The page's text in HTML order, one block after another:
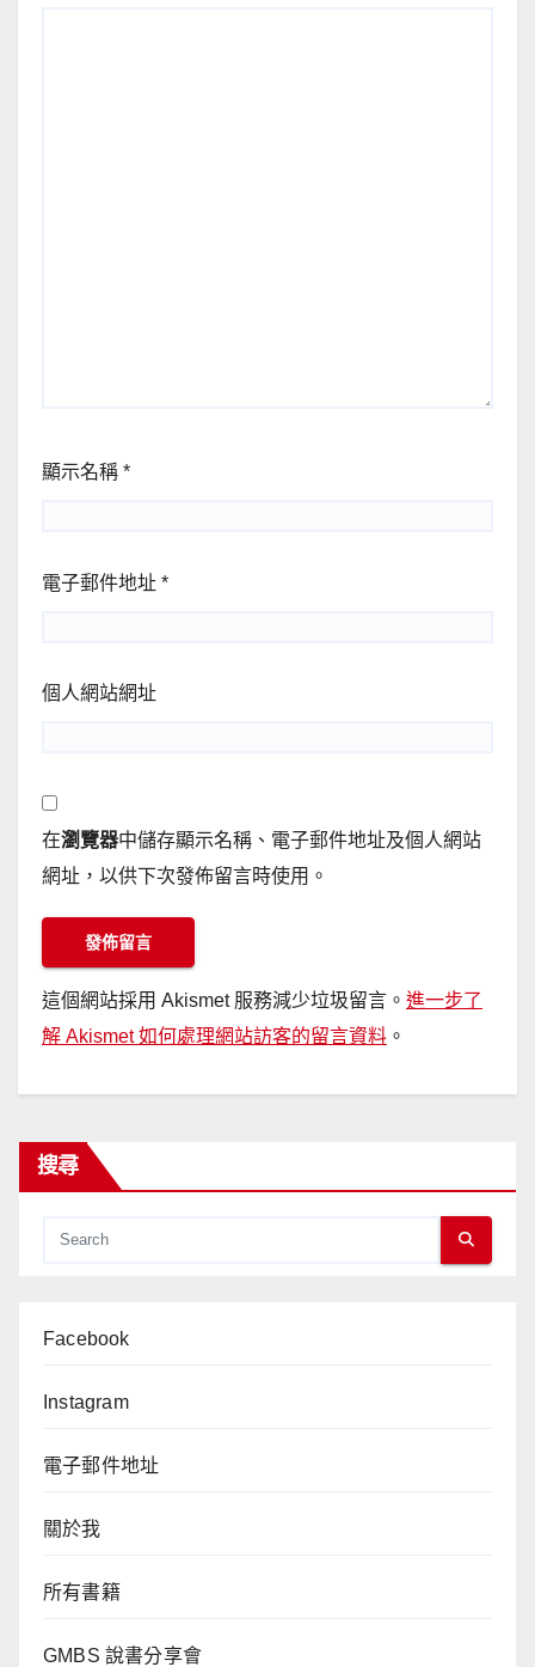
顯示名稱 *
電子郵件地址 *
個人網站網址
在瀏覽器中儲存顯示名稱、電子郵件地址及個人網站
網址，以供下次發佈留言時使用。
這個網站採用 Akismet 服務減少垃圾留言。 進一步了
解 Akismet 如何處理網站訪客的留言資料 。
搜尋
Facebook
Instagram
電子郵件地址
關於我
所有書籍
GMBS 說書分享會